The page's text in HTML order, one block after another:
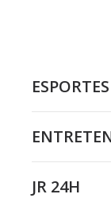
ESPORTES
JR 24H